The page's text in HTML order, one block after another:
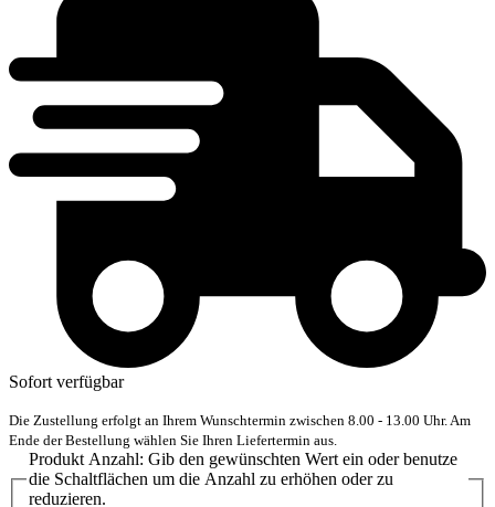
Sofort verfügbar
Die Zustellung erfolgt an Ihrem Wunschtermin zwischen 8.00 - 13.00 Uhr. Am
Ende der Bestellung wählen Sie Ihren Liefertermin aus.
Produkt Anzahl: Gib den gewünschten Wert ein oder benutze
die Schaltflächen um die Anzahl zu erhöhen oder zu
reduzieren.